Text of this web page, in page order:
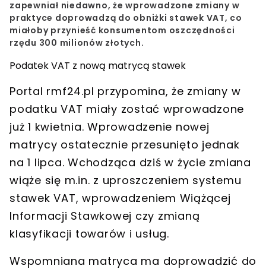
zapewniał niedawno, że wprowadzone zmiany w
praktyce doprowadzą do obniżki stawek VAT, co
miałoby przynieść konsumentom oszczędności
rzędu 300 milionów złotych.
Podatek VAT z nową matrycą stawek
Portal rmf24.pl przypomina, że zmiany w
podatku VAT miały zostać wprowadzone
już 1 kwietnia. Wprowadzenie nowej
matrycy ostatecznie przesunięto jednak
na 1 lipca. Wchodząca dziś w życie zmiana
wiąże się m.in. z uproszczeniem systemu
stawek VAT, wprowadzeniem Wiążącej
Informacji Stawkowej czy zmianą
klasyfikacji towarów i usług.
Wspomniana matryca ma doprowadzić do